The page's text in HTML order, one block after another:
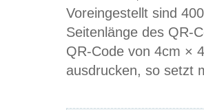
Voreingestellt sind
Seitenlänge des QR-
QR-Code von 4cm ×
ausdrucken, so setzt